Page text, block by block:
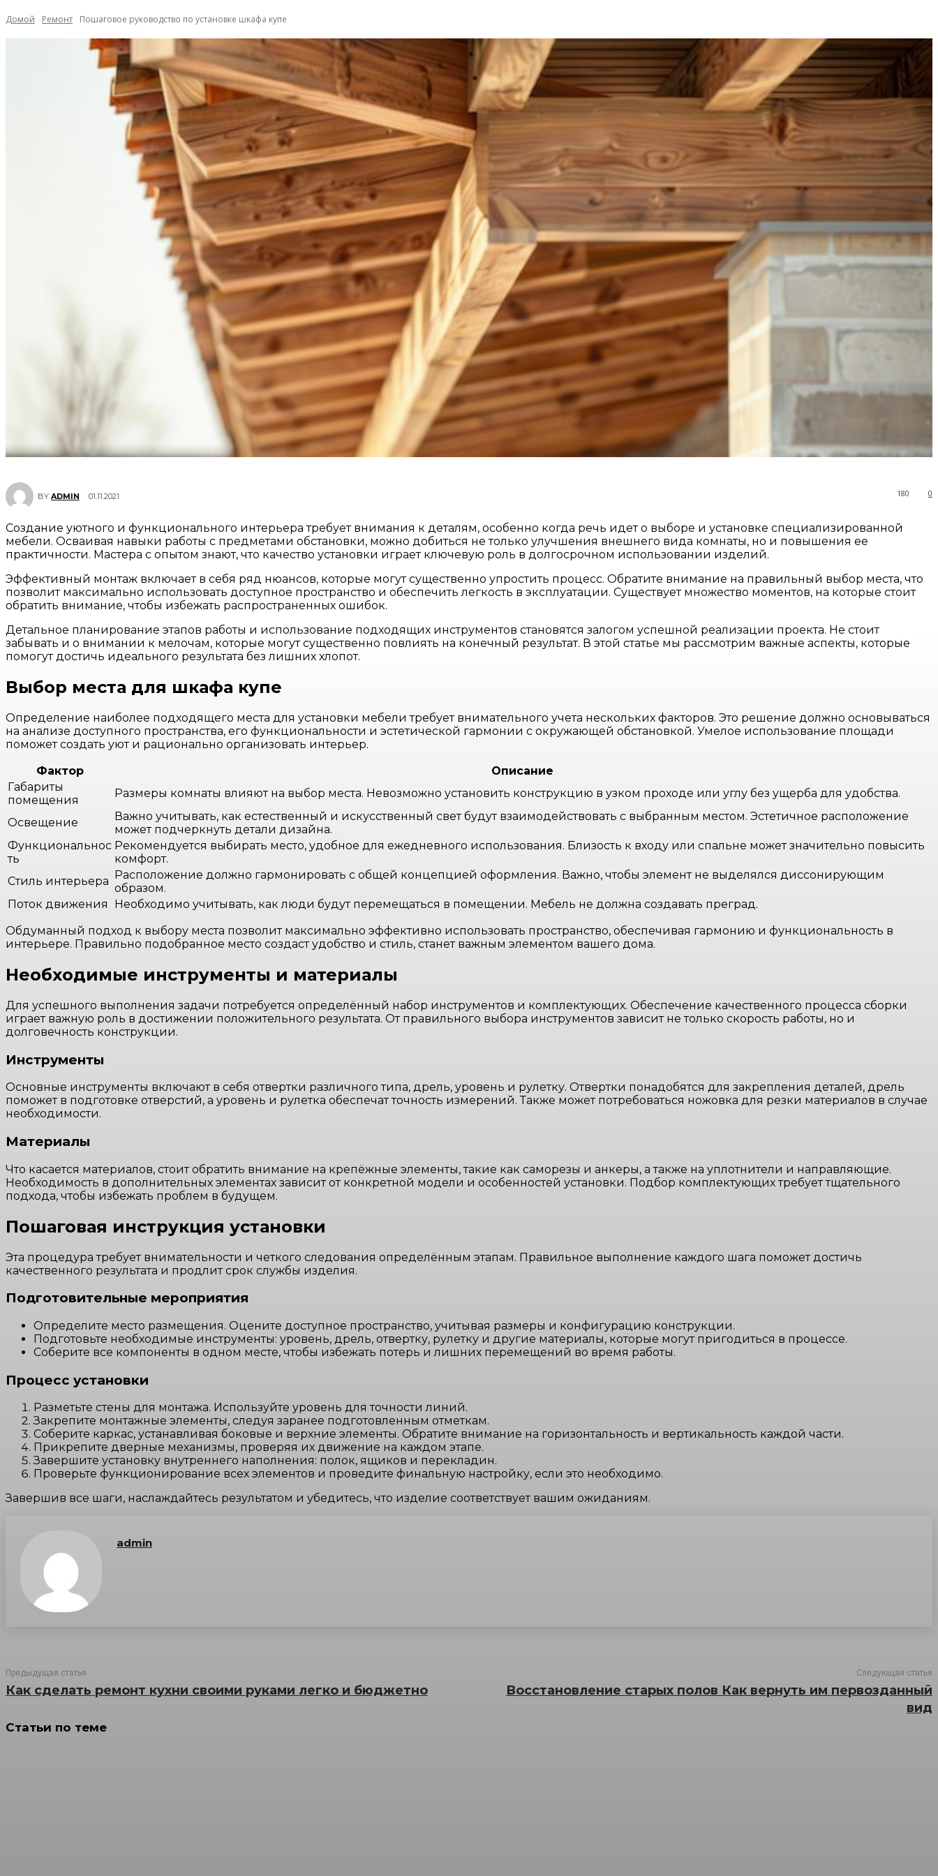
Домой Ремонт Пошаговое руководство по установке шкафа купе
BY ADMIN 01.11.2021 0
180
Создание уютного и функционального интерьера требует внимания к деталям, особенно когда речь идет о выборе и установке специализированной
мебели. Осваивая навыки работы с предметами обстановки, можно добиться не только улучшения внешнего вида комнаты, но и повышения ее
практичности. Мастера с опытом знают, что качество установки играет ключевую роль в долгосрочном использовании изделий.
Эффективный монтаж включает в себя ряд нюансов, которые могут существенно упростить процесс. Обратите внимание на правильный выбор места, что
позволит максимально использовать доступное пространство и обеспечить легкость в эксплуатации. Существует множество моментов, на которые стоит
обратить внимание, чтобы избежать распространенных ошибок.
Детальное планирование этапов работы и использование подходящих инструментов становятся залогом успешной реализации проекта. Не стоит
забывать и о внимании к мелочам, которые могут существенно повлиять на конечный результат. В этой статье мы рассмотрим важные аспекты, которые
помогут достичь идеального результата без лишних хлопот.
Выбор места для шкафа купе
Определение наиболее подходящего места для установки мебели требует внимательного учета нескольких факторов. Это решение должно основываться
на анализе доступного пространства, его функциональности и эстетической гармонии с окружающей обстановкой. Умелое использование площади
поможет создать уют и рационально организовать интерьер.
Фактор
Описание
Габариты
помещения
Размеры комнаты влияют на выбор места. Невозможно установить конструкцию в узком проходе или углу без ущерба для удобства.
Освещение
Важно учитывать, как естественный и искусственный свет будут взаимодействовать с выбранным местом. Эстетичное расположение
может подчеркнуть детали дизайна.
Функциональнос
ть
Рекомендуется выбирать место, удобное для ежедневного использования. Близость к входу или спальне может значительно повысить
комфорт.
Стиль интерьера Расположение должно гармонировать с общей концепцией оформления. Важно, чтобы элемент не выделялся диссонирующим
образом.
Поток движения
Необходимо учитывать, как люди будут перемещаться в помещении. Мебель не должна создавать преград.
Обдуманный подход к выбору места позволит максимально эффективно использовать пространство, обеспечивая гармонию и функциональность в
интерьере. Правильно подобранное место создаст удобство и стиль, станет важным элементом вашего дома.
Необходимые инструменты и материалы
Для успешного выполнения задачи потребуется определённый набор инструментов и комплектующих. Обеспечение качественного процесса сборки
играет важную роль в достижении положительного результата. От правильного выбора инструментов зависит не только скорость работы, но и
долговечность конструкции.
Инструменты
Основные инструменты включают в себя отвертки различного типа, дрель, уровень и рулетку. Отвертки понадобятся для закрепления деталей, дрель
поможет в подготовке отверстий, а уровень и рулетка обеспечат точность измерений. Также может потребоваться ножовка для резки материалов в случае
необходимости.
Материалы
Что касается материалов, стоит обратить внимание на крепёжные элементы, такие как саморезы и анкеры, а также на уплотнители и направляющие.
Необходимость в дополнительных элементах зависит от конкретной модели и особенностей установки. Подбор комплектующих требует тщательного
подхода, чтобы избежать проблем в будущем.
Пошаговая инструкция установки
Эта процедура требует внимательности и четкого следования определённым этапам. Правильное выполнение каждого шага поможет достичь
качественного результата и продлит срок службы изделия.
Подготовительные мероприятия
Определите место размещения. Оцените доступное пространство, учитывая размеры и конфигурацию конструкции.
Подготовьте необходимые инструменты: уровень, дрель, отвертку, рулетку и другие материалы, которые могут пригодиться в процессе.
Соберите все компоненты в одном месте, чтобы избежать потерь и лишних перемещений во время работы.
Процесс установки
Разметьте стены для монтажа. Используйте уровень для точности линий.
Закрепите монтажные элементы, следуя заранее подготовленным отметкам.
Соберите каркас, устанавливая боковые и верхние элементы. Обратите внимание на горизонтальность и вертикальность каждой части.
Прикрепите дверные механизмы, проверяя их движение на каждом этапе.
Завершите установку внутреннего наполнения: полок, ящиков и перекладин.
Проверьте функционирование всех элементов и проведите финальную настройку, если это необходимо.
Завершив все шаги, наслаждайтесь результатом и убедитесь, что изделие соответствует вашим ожиданиям.
admin
Предыдущая статья
Как сделать ремонт кухни своими руками легко и бюджетно
Следующая статья
Восстановление старых полов Как вернуть им первозданный
вид
Статьи по теме